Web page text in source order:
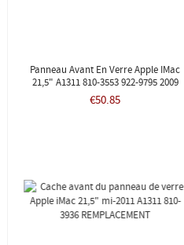
Panneau Avant En Verre Apple IMac
21,5" A1311 810-3553 922-9795 2009
2010 2011
€50.85